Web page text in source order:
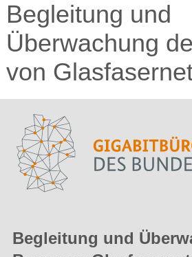
Begleitung und
Überwachung
von
Begleitung und